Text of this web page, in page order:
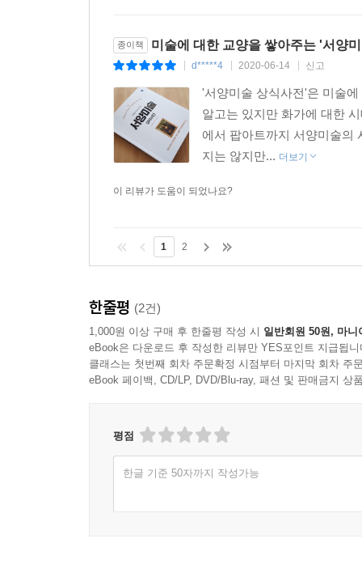
종이책 미술에 대한 교양을 쌓아주는 '서양
d*****4 2020-06-14 신고
'서양미술 상식사전'은 미술
알고는 있지만 화가에 대한
에서 팝아트까지 서양미술의
지는 않지만... 더보기
이 리뷰가 도움이 되었나요?
1 2
한줄평 (2건)
1,000원 이상 구매 후 한줄평 작성 시 일반회원 50원, 마니
eBook은 다운로드 후 작성한 리뷰만 YES포인트 지급됩니
클래스는 첫번째 회차 주문확정 시점부터 마지막 회차 주
eBook 페이백, CD/LP, DVD/Blu-ray, 패션 및 판매금지 상
평점
한글 기준 50자까지 작성가능